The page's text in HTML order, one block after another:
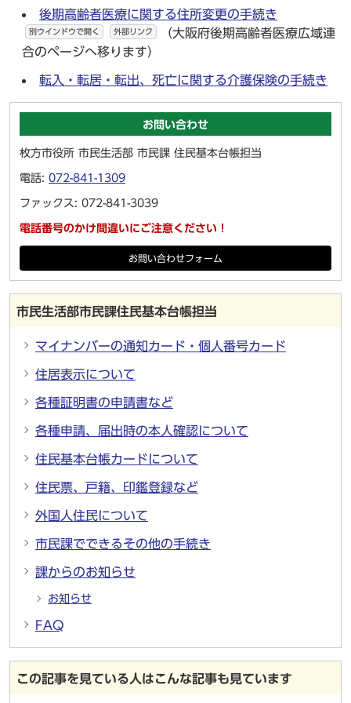
後期高齢者医療に関する住所変更の手続き
別ウインドウで開く 外部リンク
（大阪府後期高齢者医療広域連
合のページへ移ります）
転入・転居・転出、死亡に関する介護保険の手続き
お問い合わせ
枚方市役所 市民生活部 市民課 住民基本台帳担当
電話: 072-841-1309
ファックス: 072-841-3039
電話番号のかけ間違いにご注意ください！
お問い合わせフォーム
市民生活部市民課住民基本台帳担当
マイナンバーの通知カード・個人番号カード
住居表示について
各種証明書の申請書など
各種申請、届出時の本人確認について
住民基本台帳カードについて
住民票、戸籍、印鑑登録など
外国人住民について
市民課でできるその他の手続き
課からのお知らせ
お知らせ
FAQ
この記事を見ている人はこんな記事も見ています